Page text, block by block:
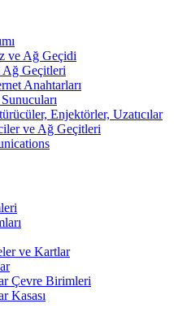
ve Ağ Geçidi
Ağ Geçitleri
Anahtarları
Enjektörler, Uzatıcılar
ve Ağ Geçitleri
ve Kartlar
Çevre Birimleri
Kasası